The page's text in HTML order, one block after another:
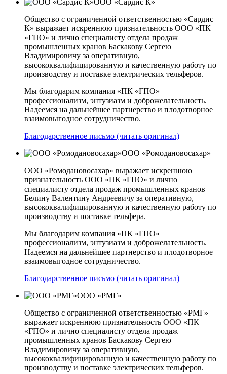
ООО «Сардис К»
Общество с ограниченной ответственностью «Сардис
К» выражает искреннюю признательность ООО «ПК
«ГПО» и лично специалисту отдела продаж
промышленных кранов Баскакову Сергею
Владимировичу за оперативную,
высококвалифицированную и качественную работу по
производству и поставке электрических тельферов.
Мы благодарим компания «ПК «ГПО»
профессионализм, энтузиазм и доброжелательность.
Надеемся на дальнейшее партнерство и плодотворное
взаимовыгодное сотрудничество.
Благодарственное письмо (читать оригинал)
ООО «Ромодановосахар»
ООО «Ромодановосахар» выражает искреннюю
признательность ООО «ПК «ГПО» и лично
специалисту отдела продаж промышленных кранов
Белину Валентину Андреевичу за оперативную,
высококвалифицированную и качественную работу по
производству и поставке тельфера.
Мы благодарим компания «ПК «ГПО»
профессионализм, энтузиазм и доброжелательность.
Надеемся на дальнейшее партнерство и плодотворное
взаимовыгодное сотрудничество.
Благодарственное письмо (читать оригинал)
ООО «РМГ»
Общество с ограниченной ответственностью «РМГ»
выражает искреннюю признательность ООО «ПК
«ГПО» и лично специалисту отдела продаж
промышленных кранов Баскакову Сергею
Владимировичу за оперативную,
высококвалифицированную и качественную работу по
производству и поставке электрических тельферов.